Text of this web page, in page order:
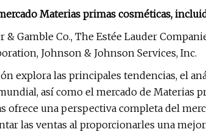
Materias primas cosméticas,
& Gamble Co., The Estée Lauder
Johnson & Johnson Services, Inc.
explora las principales tendencias, el
así como el mercado de Materias
ofrece una perspectiva completa del
las ventas al proporcionarles una